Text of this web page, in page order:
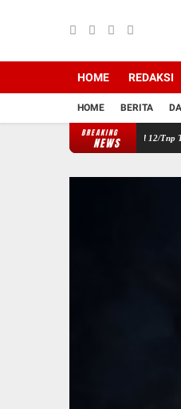
HOME REDAKSI
HOME BERITA
BREAKING
NEWS
Babinsa Koramil 12/Tnp Turun Tangan